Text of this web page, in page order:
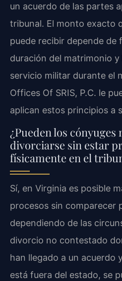
un acuerdo de las partes
tribunal. El monto exacto
puede recibir depende de
duración del matrimonio y
servicio militar durante el
Offices Of SRIS, P.C. le
aplican estos principios a
¿Pueden los
divorciarse sin estar
físicamente en el
Sí, en Virginia es posible
procesos sin comparecer
dependiendo de las
divorcio no contestado
han llegado a un acuerdo
está fuera del estado, se